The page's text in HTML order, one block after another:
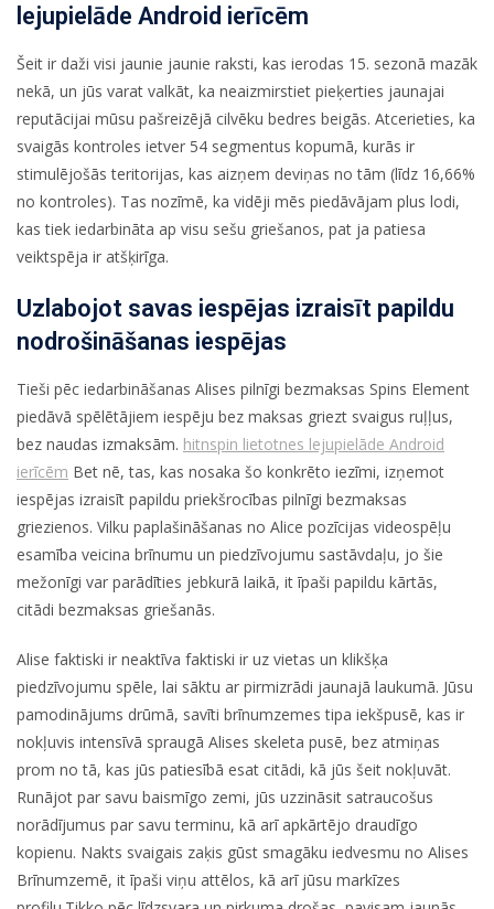
lejupielāde Android ierīcēm
Šeit ir daži visi jaunie jaunie raksti, kas ierodas 15. sezonā mazāk
nekā, un jūs varat valkāt, ka neaizmirstiet pieķerties jaunajai
reputācijai mūsu pašreizējā cilvēku bedres beigās. Atcerieties, ka
svaigās kontroles ietver 54 segmentus kopumā, kurās ir
stimulējošās teritorijas, kas aizņem deviņas no tām (līdz 16,66%
no kontroles). Tas nozīmē, ka vidēji mēs piedāvājam plus lodi,
kas tiek iedarbināta ap visu sešu griešanos, pat ja patiesa
veiktspēja ir atšķirīga.
Uzlabojot savas iespējas izraisīt papildu
nodrošināšanas iespējas
Tieši pēc iedarbināšanas Alises pilnīgi bezmaksas Spins Element
piedāvā spēlētājiem iespēju bez maksas griezt svaigus ruļļus,
bez naudas izmaksām. hitnspin lietotnes lejupielāde Android
ierīcēm Bet nē, tas, kas nosaka šo konkrēto iezīmi, izņemot
iespējas izraisīt papildu priekšrocības pilnīgi bezmaksas
griezienos. Vilku paplašināšanas no Alice pozīcijas videospēļu
esamība veicina brīnumu un piedzīvojumu sastāvdaļu, jo šie
mežonīgi var parādīties jebkurā laikā, it īpaši papildu kārtās,
citādi bezmaksas griešanās.
Alise faktiski ir neaktīva faktiski ir uz vietas un klikšķa
piedzīvojumu spēle, lai sāktu ar pirmizrādi jaunajā laukumā. Jūsu
pamodinājums drūmā, savīti brīnumzemes tipa iekšpusē, kas ir
nokļuvis intensīvā spraugā Alises skeleta pusē, bez atmiņas
prom no tā, kas jūs patiesībā esat citādi, kā jūs šeit nokļuvāt.
Runājot par savu baismīgo zemi, jūs uzzināsit satraucošus
norādījumus par savu terminu, kā arī apkārtējo draudīgo
kopienu. Nakts svaigais zaķis gūst smagāku iedvesmu no Alises
Brīnumzemē, it īpaši viņu attēlos, kā arī jūsu markīzes